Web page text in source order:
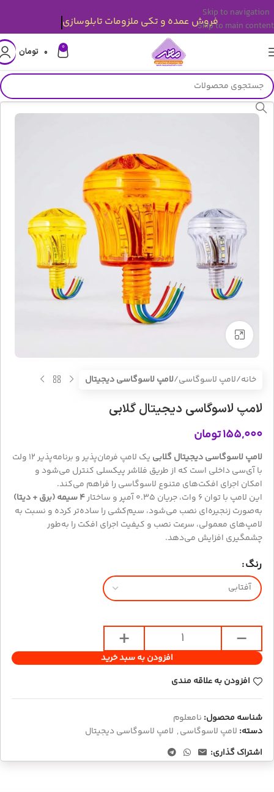
Skip to navigation
Skip to main content
0 ۰ تومان
بزرگنمایی تصویر
خانه لامپ لاسوگاسی لامپ لاسوگاسی دیجیتال
لامپ لاسوگاسی دیجیتال گلابی
۱۵۵,۰۰۰تومان
لامپ لاسوگاسی دیجیتال گلابی
یک لامپ فرمان‌پذیر و برنامه‌پذیر 12 ولت
با آی‌سی داخلی است که از طریق فلاشر پیکسلی کنترل می‌شود و
امکان اجرای افکت‌های متنوع لاسوگاسی را فراهم می‌کند.
این لامپ با توان 6 وات، جریان 0.35 آمپر و ساختار
4 سیمه (برق + دیتا)
به‌صورت زنجیره‌ای نصب می‌شود، سیم‌کشی را ساده‌تر کرده و نسبت به
لامپ‌های معمولی، سرعت نصب و کیفیت اجرای افکت را به‌طور
چشمگیری افزایش می‌دهد.
رنگ
افزودن به سبد خرید
افزودن به علاقه مندی
شناسه محصول: نامعلوم
دسته: لامپ لاسوگاسی, لامپ لاسوگاسی دیجیتال
اشتراک گذاری:
فروش عمده و تکی ملزومات تابلوسازی